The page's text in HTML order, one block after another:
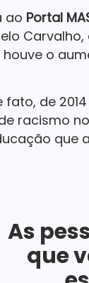
ao Portal
o
fato, de
racismo
que
As
que